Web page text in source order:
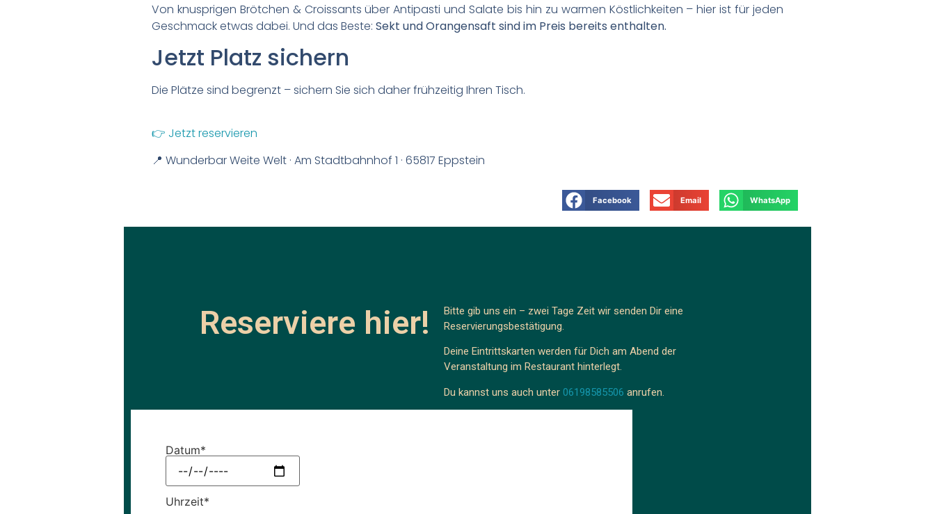
Von knusprigen Brötchen & Croissants über Antipasti und Salate bis hin zu warmen Köstlichkeiten – hier ist für jeden
Geschmack etwas dabei. Und das Beste: Sekt und Orangensaft sind im Preis bereits enthalten.
Jetzt Platz sichern
Die Plätze sind begrenzt – sichern Sie sich daher frühzeitig Ihren Tisch.
👉 Jetzt reservieren
📍 Wunderbar Weite Welt · Am Stadtbahnhof 1 · 65817 Eppstein
Facebook Email WhatsApp
Reserviere hier!
Bitte gib uns ein – zwei Tage Zeit wir senden Dir eine
Reservierungsbestätigung.
Deine Eintrittskarten werden für Dich am Abend der
Veranstaltung im Restaurant hinterlegt.
Du kannst uns auch unter 06198585506 anrufen.
Datum*
Uhrzeit*